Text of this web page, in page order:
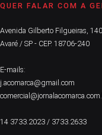
QUER FALAR COM A
Avenida Gilberto Filgueiras,
Avaré / SP - CEP. 18706-240
E-mails:
j.acomarca@gmail.com
14 3733.2023 / 3733.2633